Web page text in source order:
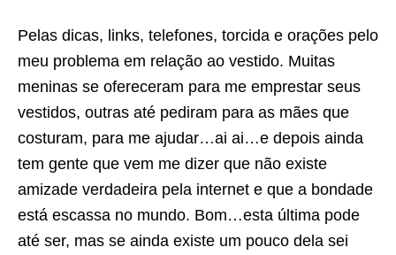
Pelas dicas, links, telefones, torcida e orações pelo
meu problema em relação ao vestido. Muitas
meninas se ofereceram para me emprestar seus
vestidos, outras até pediram para as mães que
costuram, para me ajudar…ai ai…e depois ainda
tem gente que vem me dizer que não existe
amizade verdadeira pela internet e que a bondade
está escassa no mundo. Bom…esta última pode
até ser, mas se ainda existe um pouco dela sei